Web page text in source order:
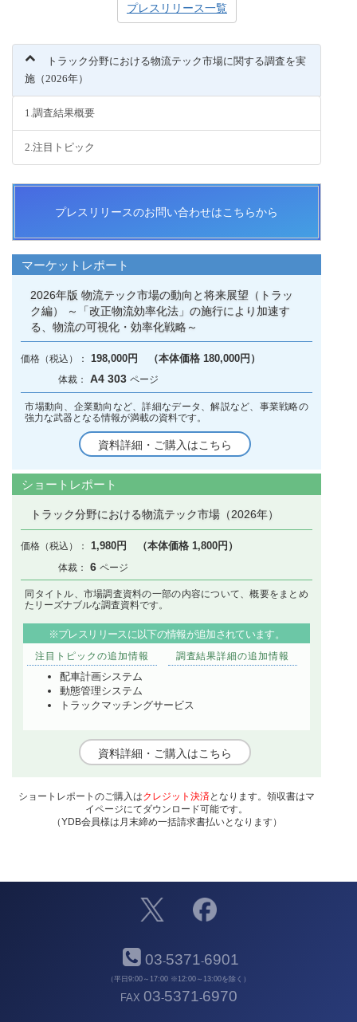
プレスリリース一覧
トラック分野における物流テック市場に関する調査を実
施（2026年）
1.調査結果概要
2.注目トピック
プレスリリースのお問い合わせはこちらから
マーケットレポート
2026年版 物流テック市場の動向と将来展望（トラッ
ク編） ～「改正物流効率化法」の施行により加速す
る、物流の可視化・効率化戦略～
198,000円 （本体価格 180,000円）
A4 303
市場動向、企業動向など、詳細なデータ、解説など、事業戦略の
強力な武器となる情報が満載の資料です。
資料詳細・ご購入はこちら
ショートレポート
トラック分野における物流テック市場（2026年）
1,980円 （本体価格 1,800円）
6
同タイトル、市場調査資料の一部の内容について、概要をまとめ
たリーズナブルな調査資料です。
※プレスリリースに以下の情報が追加されています。
注目トピックの追加情報 調査結果詳細の追加情報
配車計画システム
動態管理システム
トラックマッチングサービス
資料詳細・ご購入はこちら
ショートレポートのご購入はクレジット決済となります。領収書はマ
イページにてダウンロード可能です。
（YDB会員様は月末締め一括請求書払いとなります）
03-5371-6901
（平日9:00～17:00 ※12:00～13:00を除く）
FAX 03-5371-6970